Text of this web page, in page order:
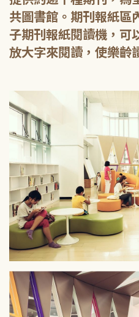
共圖書館。期刊報紙區
子期刊報紙閱讀機，可
放大字來閱讀，使樂齡